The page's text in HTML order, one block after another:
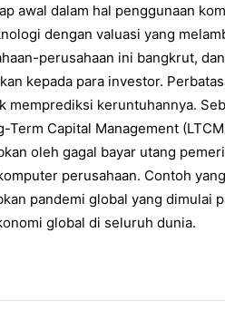
awal dalam hal penggunaan
dengan valuasi yang
perusahaan ini bangkrut,
kepada para investor.
memprediksi keruntuhannya.
Capital Management
oleh gagal bayar utang
perusahaan. Contoh
pandemi global yang dimulai
global di seluruh dunia.